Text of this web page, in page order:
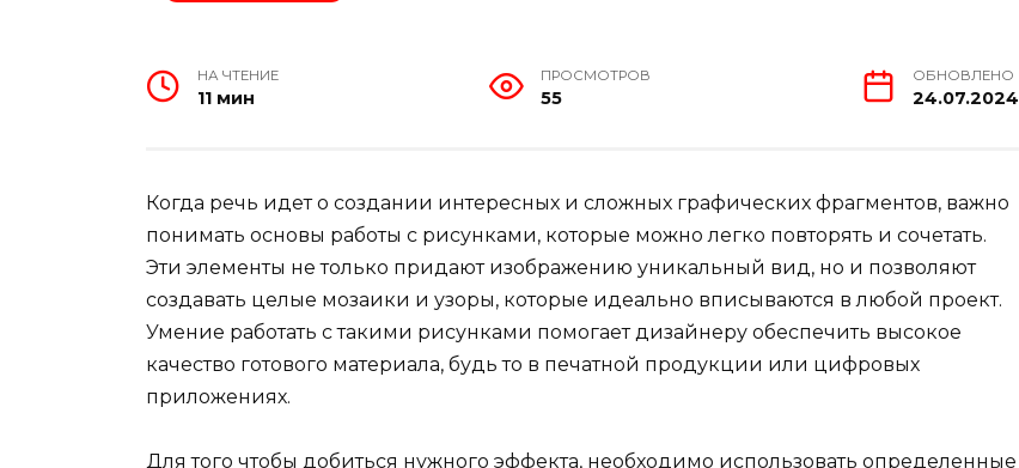
НА ЧТЕНИЕ
11 мин
ПРОСМОТРОВ
55
ОБНОВЛЕНО
24.07.2024
Когда речь идет о создании интересных и сложных графических фрагментов, важно
понимать основы работы с рисунками, которые можно легко повторять и сочетать.
Эти элементы не только придают изображению уникальный вид, но и позволяют
создавать целые мозаики и узоры, которые идеально вписываются в любой проект.
Умение работать с такими рисунками помогает дизайнеру обеспечить высокое
качество готового материала, будь то в печатной продукции или цифровых
приложениях.
Для того чтобы добиться нужного эффекта, необходимо использовать определенные